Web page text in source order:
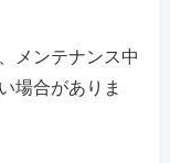
メンテナンス中
場合がありま